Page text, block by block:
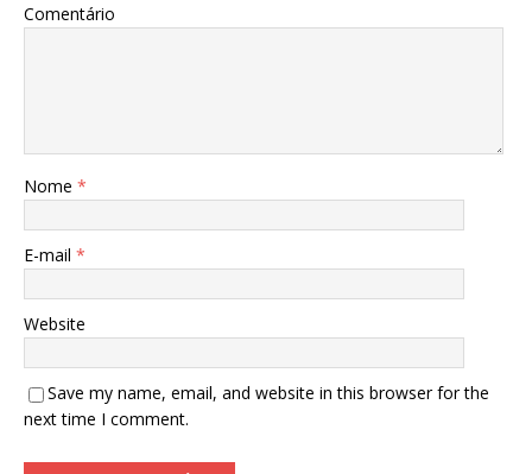
Comentário
Nome *
E-mail *
Website
Save my name, email, and website in this browser for the
next time I comment.